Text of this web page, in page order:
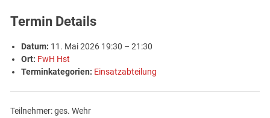
Termin Details
Datum: 11. Mai 2026 19:30 –21:30
Ort: FwH Hst
Terminkategorien: Einsatzabteilung
Teilnehmer: ges. Wehr